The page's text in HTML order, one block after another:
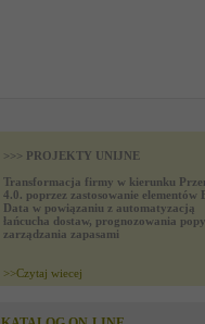
>>> PROJEKTY UNIJNE
Transformacja firmy w kierunku
4.0. poprzez zastosowanie elementów
Data w powiązaniu z automatyzacją
łańcucha dostaw, prognozowania
zarządzania zapasami
>>Czytaj wiecej